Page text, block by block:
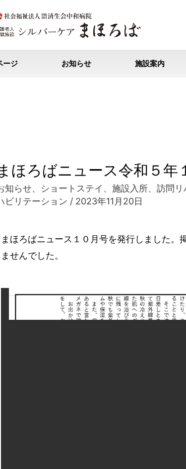
ージ お知らせ 施設案内
ほろばニュース令和５年
知らせ、 ショートステイ 、施設入所、訪問リ
ビリテーション / 2023年11月20日
まほろばニュース１０月号を発行しました。
ませんでした。